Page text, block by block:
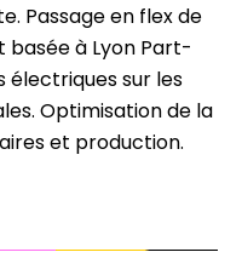
Passage en flex de
basée à Lyon Part-
électriques sur les
Optimisation de la
et production.